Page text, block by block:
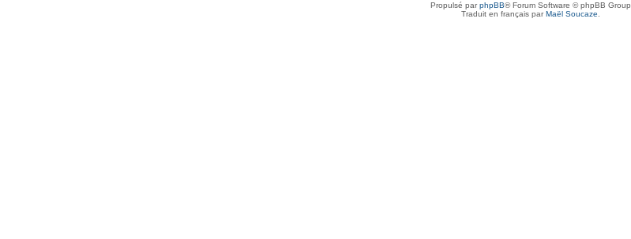
Propulsé parphpBB® Forum Software © phpBB Group
Traduit en français parMaël Soucaze